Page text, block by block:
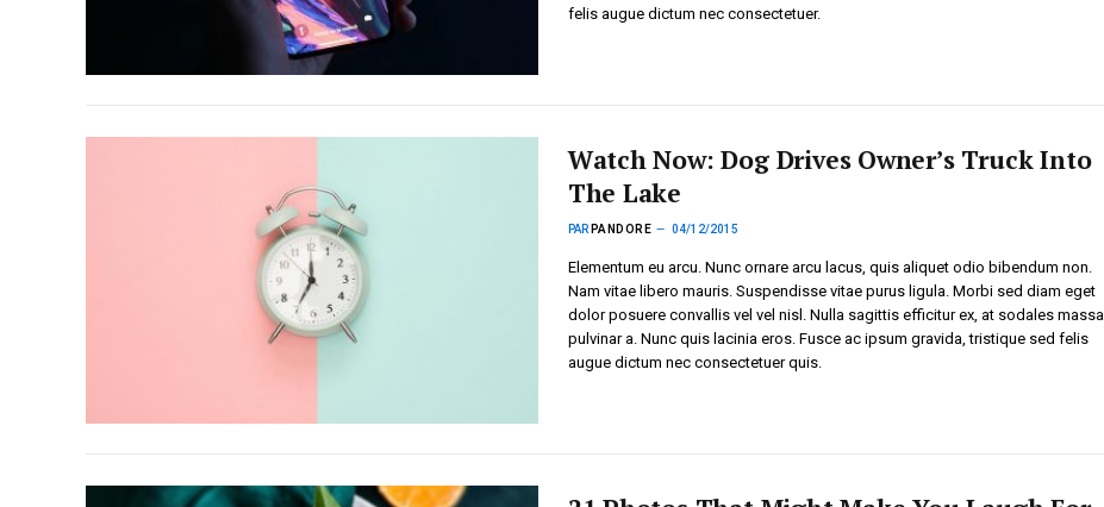
felis augue dictum nec consectetuer.
Watch Now: Dog Drives Owner’s Truck Into
The Lake
PAR PANDORE 04/12/2015
Elementum eu arcu. Nunc ornare arcu lacus, quis aliquet odio bibendum non.
Nam vitae libero mauris. Suspendisse vitae purus ligula. Morbi sed diam eget
dolor posuere convallis vel vel nisl. Nulla sagittis efficitur ex, at sodales massa
pulvinar a. Nunc quis lacinia eros. Fusce ac ipsum gravida, tristique sed felis
augue dictum nec consectetuer quis.